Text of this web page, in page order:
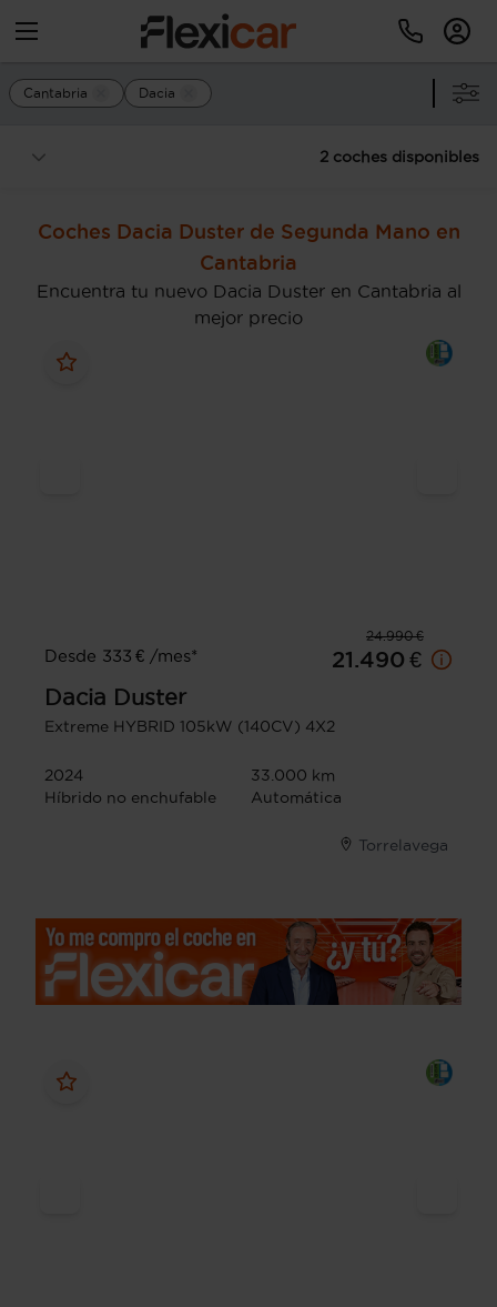
Cantabria Dacia
2 coches disponibles
Coches Dacia Duster de Segunda Mano en
Cantabria
Encuentra tu nuevo Dacia Duster en Cantabria al
mejor precio
24.990 €
Desde 333 € /mes*
21.490 €
Dacia Duster
Extreme HYBRID 105kW (140CV) 4X2
2024
33.000 km
Híbrido no enchufable
Automática
Torrelavega